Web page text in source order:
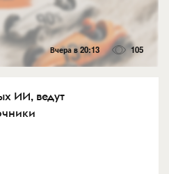
Вчера в 20:13 105
ИИ, ведут